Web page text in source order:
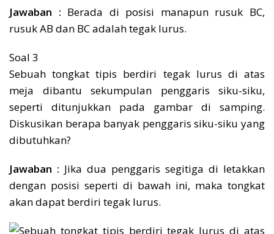
Jawaban : Berada di posisi manapun rusuk BC,
rusuk AB dan BC adalah tegak lurus.
Soal 3
Sebuah tongkat tipis berdiri tegak lurus di atas
meja dibantu sekumpulan penggaris siku-siku,
seperti ditunjukkan pada gambar di samping.
Diskusikan berapa banyak penggaris siku-siku yang
dibutuhkan?
Jawaban : Jika dua penggaris segitiga di letakkan
dengan posisi seperti di bawah ini, maka tongkat
akan dapat berdiri tegak lurus.